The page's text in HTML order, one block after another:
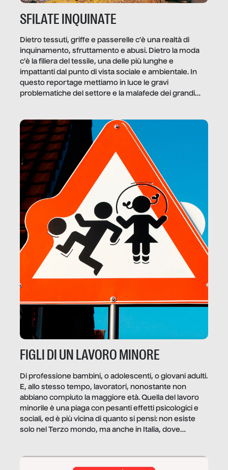
SFILATE INQUINATE
Dietro tessuti, griffe e passerelle c’è una realtà di
inquinamento, sfruttamento e abusi. Dietro la moda
c’è la filiera del tessile, una delle più lunghe e
impattanti dal punto di vista sociale e ambientale. In
questo reportage mettiamo in luce le gravi
problematiche del settore e la malafede dei grandi
FIGLI DI UN LAVORO MINORE
Di professione bambini, o adolescenti, o giovani adulti.
E, allo stesso tempo, lavoratori, nonostante non
abbiano compiuto la maggiore età. Quella del lavoro
minorile è una piaga con pesanti effetti psicologici e
sociali, ed è più vicina di quanto si pensi: non esiste
solo nel Terzo mondo, ma anche in Italia, dove